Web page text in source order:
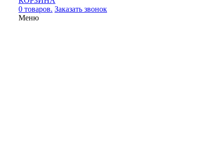
0 товаров. Заказать звонок
Меню